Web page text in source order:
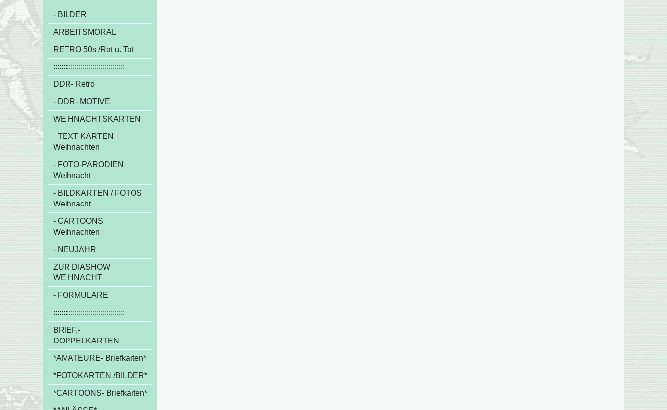
- BILDER
ARBEITSMORAL
RETRO 50s /Rat u. Tat
::::::::::::::::::::::::::::::::::::
DDR- Retro
- DDR- MOTIVE
WEIHNACHTSKARTEN
- TEXT-KARTEN
Weihnachten
- FOTO-PARODIEN
Weihnacht
- BILDKARTEN / FOTOS
Weihnacht
- CARTOONS
Weihnachten
- NEUJAHR
ZUR DIASHOW
WEIHNACHT
- FORMULARE
::::::::::::::::::::::::::::::::::::
BRIEF,-
DOPPELKARTEN
*AMATEURE- Briefkarten*
*FOTOKARTEN /BILDER*
*CARTOONS- Briefkarten*